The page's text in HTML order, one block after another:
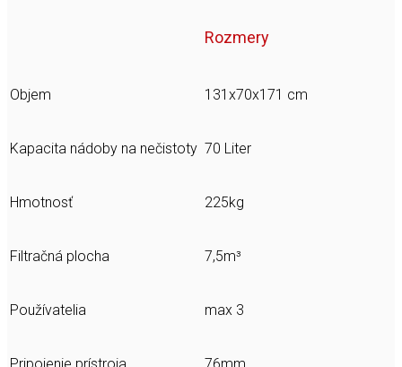
Rozmery
Objem 131x70x171 cm
Kapacita nádoby na nečistoty 70 Liter
Hmotnosť 225kg
Filtračná plocha 7,5m³
Používatelia max 3